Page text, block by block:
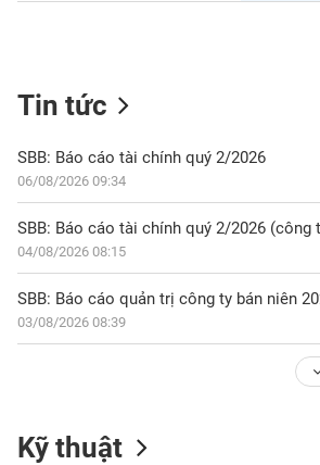
Tin tức
SBB: Báo cáo tài chính quý 2/2026
06/08/2026 09:34
SBB: Báo cáo tài chính quý 2/2026 (công
04/08/2026 08:15
SBB: Báo cáo quản trị công ty bán niên
03/08/2026 08:39
Kỹ thuật
DOANH
NGHIỆP
CỔ
PHIẾU
SINH